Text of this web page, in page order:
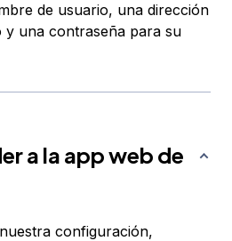
de usuario, una dirección
una contraseña para su
a la app web de
configuración,